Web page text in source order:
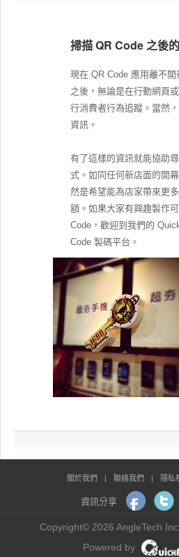
掃描 QR Code 之後
現在 QR Code 應用離不
之後，無論是在行動網頁
行消費者行為追蹤。當然
資訊。
有了這樣的資訊就能協助
式。如同任何新店面的開
然是希望能為店家帶來更
額。如果大家有興趣製作
Code，歡迎到我們的
Code 製碼平台。
立即
免費體驗
關於我們 | 聯絡我們 | 隱私
資訊分享
Copyright© 2026 AngleTech
Powered by